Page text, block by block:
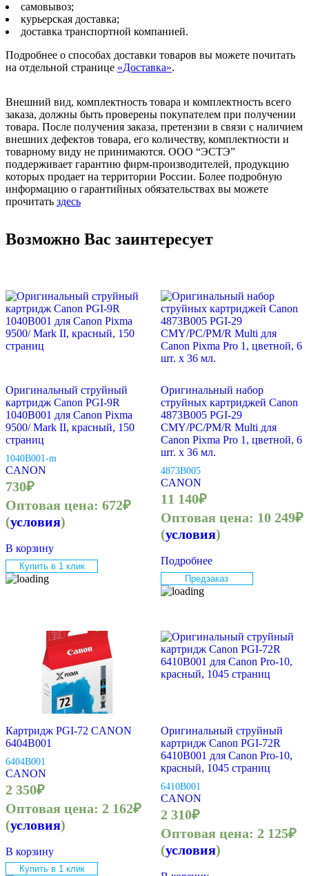
самовывоз;
курьерская доставка;
доставка транспортной компанией.
Подробнее о способах доставки товаров вы можете почитать
на отдельной странице «Доставка».
Внешний вид, комплектность товара и комплектность всего
заказа, должны быть проверены покупателем при получении
товара. После получения заказа, претензии в связи с наличием
внешних дефектов товара, его количеству, комплектности и
товарному виду не принимаются. ООО “ЭСТЭ”
поддерживает гарантию фирм-производителей, продукцию
которых продает на территории России. Более подробную
информацию о гарантийных обязательствах вы можете
прочитать здесь
Возможно Вас заинтересует
Оригинальный струйный
картридж Canon PGI-9R
1040B001 для Canon Pixma
9500/ Mark II, красный, 150
страниц
1040B001-m
CANON
730₽
Оптовая цена: 672₽
(условия)
В корзину
Купить в 1 клик
Оригинальный набор
струйных картриджей Canon
4873B005 PGI-29
CMY/PC/PM/R Multi для
Canon Pixma Pro 1, цветной, 6
шт. х 36 мл.
4873B005
CANON
11 140₽
Оптовая цена: 10 249₽
(условия)
Подробнее
Предзаказ
Картридж PGI-72 CANON
6404B001
6404B001
CANON
2 350₽
Оптовая цена: 2 162₽
(условия)
В корзину
Купить в 1 клик
Оригинальный струйный
картридж Canon PGI-72R
6410B001 для Canon Pro-10,
красный, 1045 страниц
6410B001
CANON
2 310₽
Оптовая цена: 2 125₽
(условия)